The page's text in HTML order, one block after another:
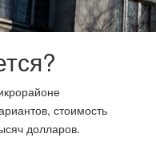
стоимость
долларов.